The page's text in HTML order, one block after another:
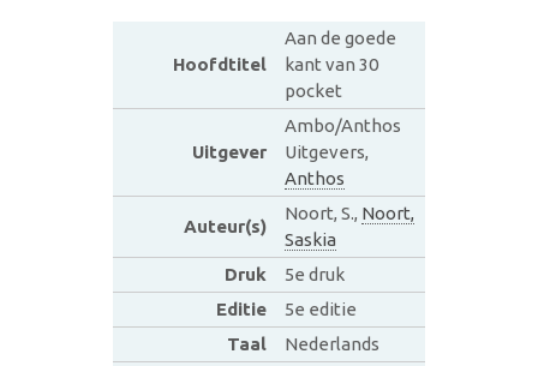
Hoofdtitel
Aan de goede
kant van 30
pocket
Uitgever
Ambo/Anthos
Uitgevers,
Anthos
Auteur(s)
Noort, S., Noort,
Saskia
Druk
5e druk
Editie
5e editie
Taal
Nederlands